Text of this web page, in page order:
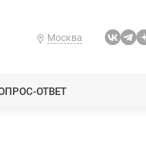
Москва
ОТВЕТ